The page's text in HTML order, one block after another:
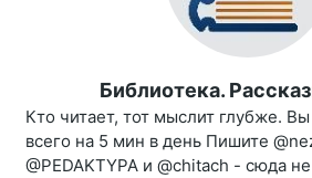
Библиотека.
Кто читает, тот мыслит глубже.
всего на 5 мин в день Пишите
@PEDAKTYPA и @chitach - сюда